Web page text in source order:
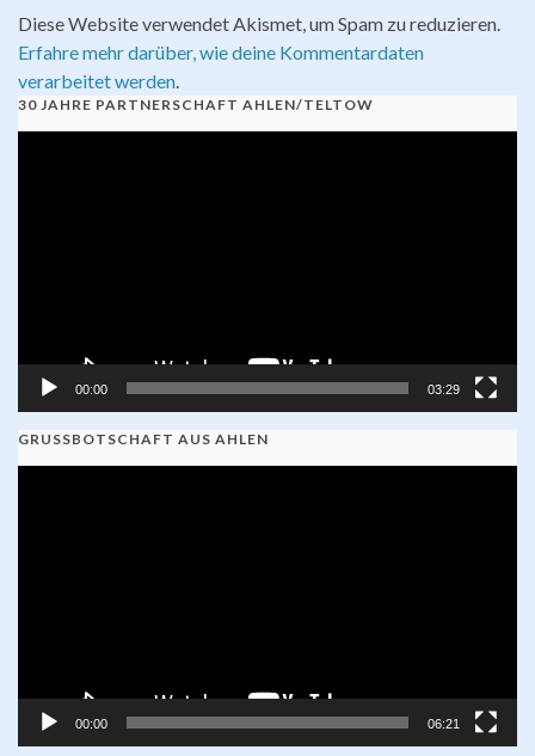
Diese Website verwendet Akismet, um Spam zu reduzieren.
Erfahre mehr darüber, wie deine Kommentardaten
verarbeitet werden.
30 JAHRE PARTNERSCHAFT AHLEN/TELTOW
00:00 03:29
GRUSSBOTSCHAFT AUS AHLEN
00:00 06:21